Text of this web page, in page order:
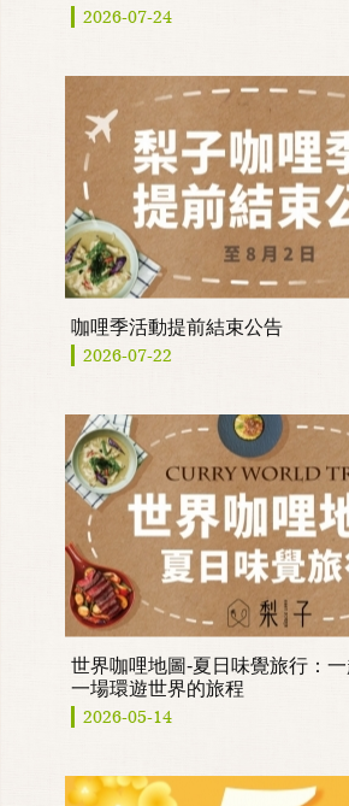
2026-07-24
咖哩季活動提前結束公告
2026-07-22
世界咖哩地圖-夏日味覺旅行：
一場環遊世界的旅程
2026-05-14